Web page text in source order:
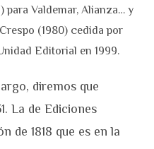
Valdemar, Alianza… y
(1980) cedida por
Editorial en 1999.
diremos que
La de Ediciones
de 1818 que es en la